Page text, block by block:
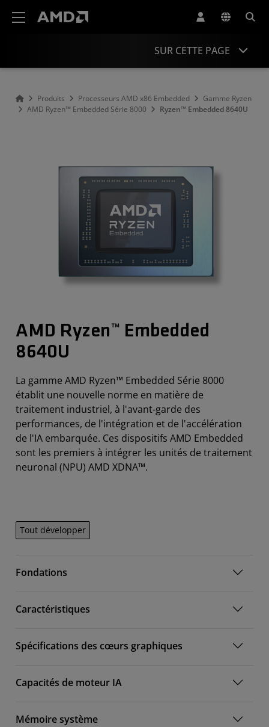
SUR CETTE PAGE
Spécifications
Produits Processeurs AMD x86 Embedded
Gamme Ryzen
AMD Ryzen™ Embedded Série 8000
Ryzen™ Embedded 8640U
AMD Ryzen™ Embedded
8640U
La gamme AMD Ryzen™ Embedded Série 8000
établit une nouvelle norme en matière de
traitement industriel, à l'avant-garde des
performances, de l'intégration et de l'accélération
de l'IA embarquée. Ces dispositifs AMD Embedded
sont les premiers à intégrer les unités de traitement
neuronal (NPU) AMD XDNA™.
Tout développer
Fondations
Caractéristiques
Spécifications des cœurs graphiques
Capacités de moteur IA
Mémoire système